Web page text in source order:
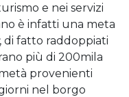
e nei servizi
è infatti una meta
, di fatto raddoppiati
più di 200mila
provenienti
nel borgo